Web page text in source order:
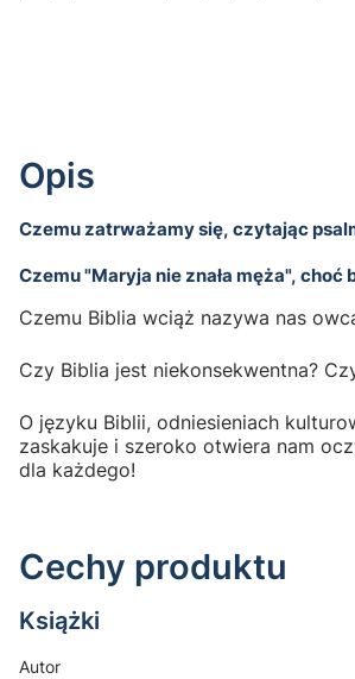
Opis
Czemu zatrważamy się, czytając
Czemu "Maryja nie znała męża", choć
Czemu Biblia wciąż nazywa nas
Czy Biblia jest niekonsekwentna?
O języku Biblii, odniesieniach
zaskakuje i szeroko otwiera nam
dla każdego!
Cechy produktu
Książki
Autor